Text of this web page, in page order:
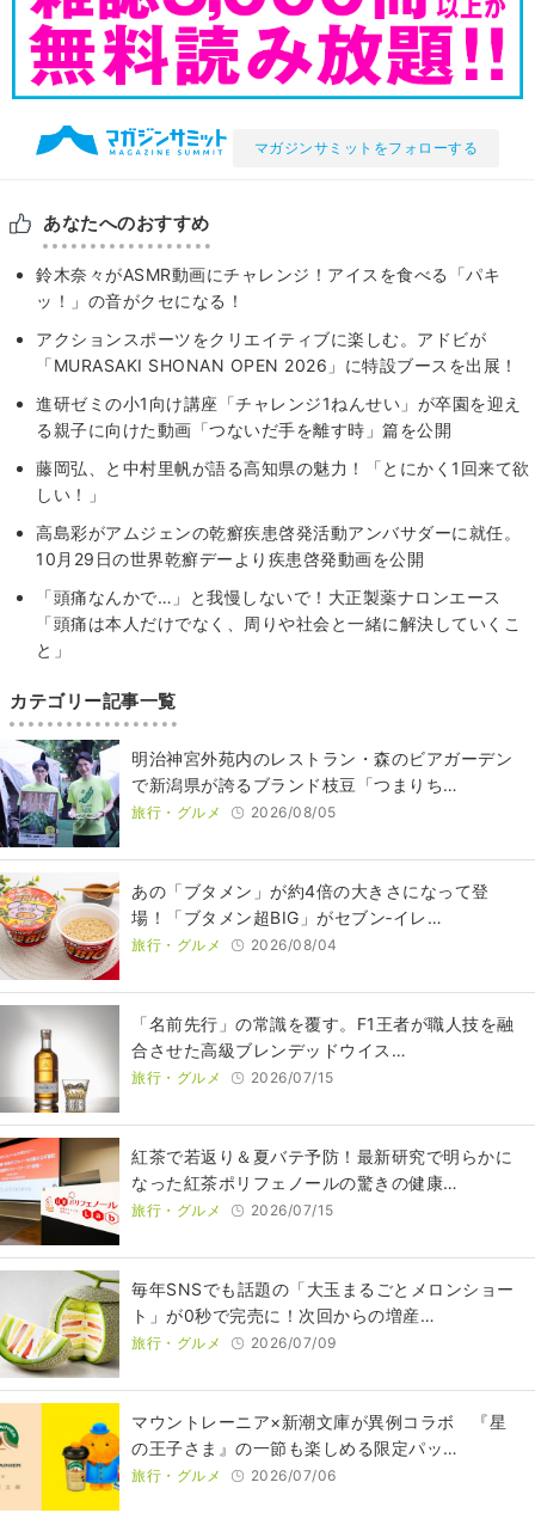
マガジンサミットをフォローする
あなたへのおすすめ
鈴木奈々がASMR動画にチャレンジ！アイスを食べる「パキ
ッ！」の音がクセになる！
アクションスポーツをクリエイティブに楽しむ。アドビが
「MURASAKI SHONAN OPEN 2026」に特設ブースを出展！
進研ゼミの小1向け講座「チャレンジ1ねんせい」が卒園を迎え
る親子に向けた動画「つないだ手を離す時」篇を公開
藤岡弘、と中村里帆が語る高知県の魅力！「とにかく1回来て欲
しい！」
高島彩がアムジェンの乾癬疾患啓発活動アンバサダーに就任。
10月29日の世界乾癬デーより疾患啓発動画を公開
「頭痛なんかで…」と我慢しないで！大正製薬ナロンエース
「頭痛は本人だけでなく、周りや社会と一緒に解決していくこ
と」
カテゴリー記事一覧
明治神宮外苑内のレストラン・森のビアガーデン
で新潟県が誇るブランド枝豆「つまりち…
旅行・グルメ 2026/08/05
あの「ブタメン」が約4倍の大きさになって登
場！「ブタメン超BIG」がセブン‐イレ…
旅行・グルメ 2026/08/04
​​「名前先行」の常識を覆す。F1王者が職人技を融
合させた高級ブレンデッドウイス…
旅行・グルメ 2026/07/15
紅茶で若返り＆夏バテ予防！最新研究で明らかに
なった紅茶ポリフェノールの驚きの健康…
旅行・グルメ 2026/07/15
毎年SNSでも話題の「大玉まるごとメロンショー
ト」が0秒で完売に！次回からの増産…
旅行・グルメ 2026/07/09
マウントレーニア×新潮文庫が異例コラボ 『星
の王子さま』の一節も楽しめる限定パッ…
旅行・グルメ 2026/07/06